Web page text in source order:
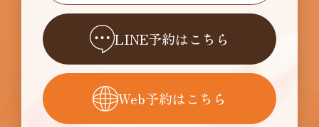
LINE予約はこちら
Web予約はこちら